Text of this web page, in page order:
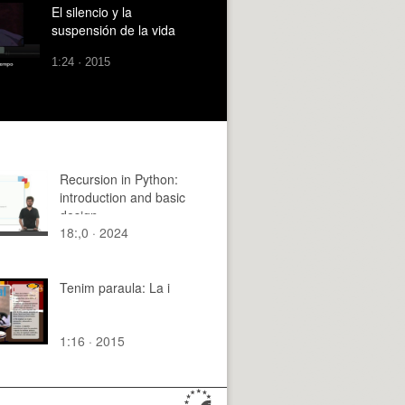
El silencio y la
suspensión de la vida
1:24 · 2015
Recursion in Python:
introduction and basic
design
18:,0 · 2024
Tenim paraula: La i
1:16 · 2015